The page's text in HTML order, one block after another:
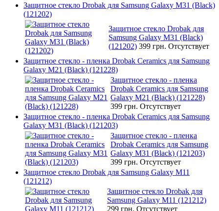
Защитное стекло Drobak для Samsung Galaxy М31 (Black)
(121202)
Защитное стекло Drobak для
Samsung Galaxy М31 (Black)
(121202) 399 грн. Отсутствует
Защитное стекло - пленка Drobak Ceramics для Samsung
Galaxy M21 (Black) (121228)
Защитное стекло - пленка
Drobak Ceramics для Samsung
Galaxy M21 (Black) (121228)
399 грн. Отсутствует
Защитное стекло - пленка Drobak Ceramics для Samsung
Galaxy M31 (Black) (121203)
Защитное стекло - пленка
Drobak Ceramics для Samsung
Galaxy M31 (Black) (121203)
399 грн. Отсутствует
Защитное стекло Drobak для Samsung Galaxy M11
(121212)
Защитное стекло Drobak для
Samsung Galaxy M11 (121212)
299 грн. Отсутствует